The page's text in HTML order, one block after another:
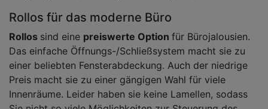
Rollos für das moderne Büro
Rollos sind eine preiswerte Option für Bürojalousien.
Das einfache Öffnungs-/Schließsystem macht sie zu
einer beliebten Fensterabdeckung. Auch der niedrige
Preis macht sie zu einer gängigen Wahl für viele
Innenräume. Leider haben sie keine Lamellen, sodass